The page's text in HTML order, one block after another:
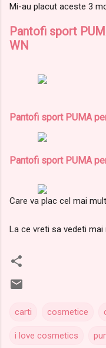
Mi-au placut aceste 3
Pantofi sport
WN
Pantofi sport PUMA
Pantofi sport PUMA
Care va plac cel mai
La ce vreti sa vedeti
carti cosmetice
i love cosmetics